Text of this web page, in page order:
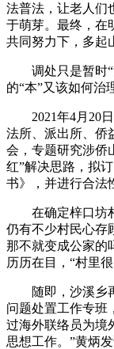
法普法，让老人们
于萌芽。最终，在
共同努力下，多起
调处只是暂时“
的“本”又该如何治
2021年4月20日
法所、派出所、侨
会，专题研究涉侨
红”解决思路，拟
书》，并进行合法
在确定梓口坊村
仍有不少村民心存
那不就变成公家的
历历在目，“村里
随即，沙溪乡再
问题处置工作专班
过海外联络员为境
思想工作。”黄炳